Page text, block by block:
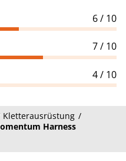
6 / 10
7 / 10
4 / 10
Kletterausrüstung
Harness